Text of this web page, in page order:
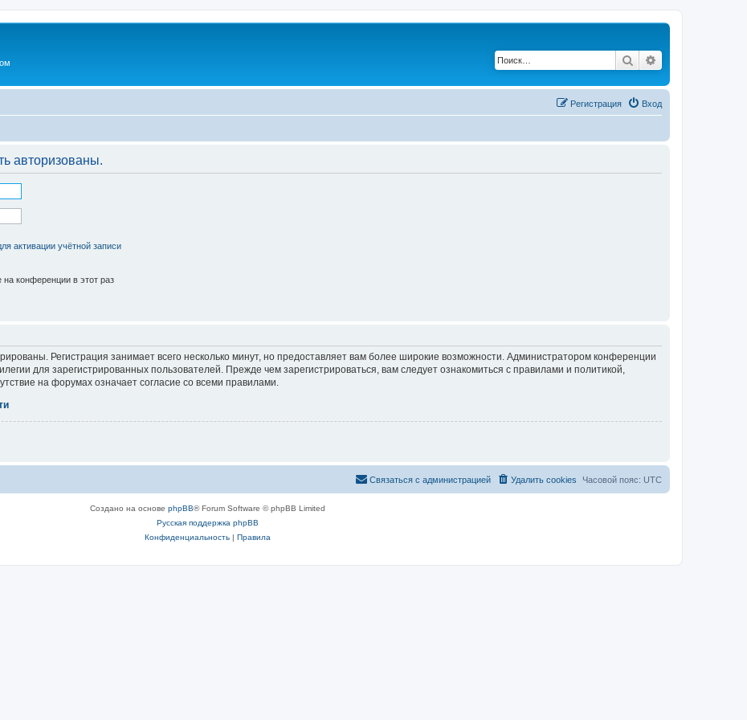
Поиск
Вход
Регистрация
авторизованы.
активации учётной записи
конференции в этот раз
Регистрация занимает всего несколько минут, но предоставляет вам более широкие возможности. Администратором конференции
для зарегистрированных пользователей. Прежде чем зарегистрироваться, вам следует ознакомиться с правилами и политикой,
на форумах означает согласие со всеми правилами.
Часовой пояс: UTC
Удалить cookies
Связаться с администрацией
Создано на основе phpBB® Forum Software © phpBB Limited
Русская поддержка phpBB
Конфиденциальность| Правила